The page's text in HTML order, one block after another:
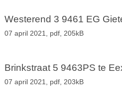
Westerend 3 9461 EG
07 april 2021, pdf, 205kB
Brinkstraat 5 9463PS te
07 april 2021, pdf, 203kB